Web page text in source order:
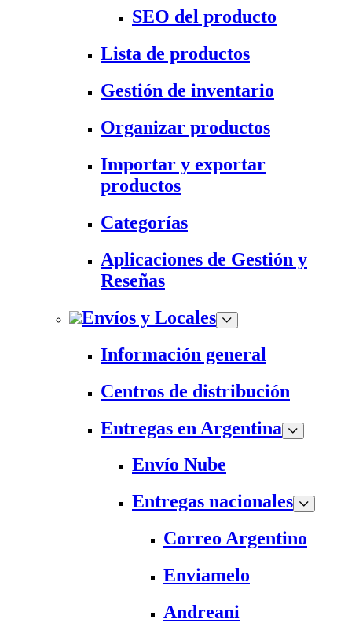
SEO del producto
Lista de productos
Gestión de inventario
Organizar productos
Importar y exportar
productos
Categorías
Aplicaciones de Gestión y
Reseñas
Envíos y Locales
Información general
Centros de distribución
Entregas en Argentina
Envío Nube
Entregas nacionales
Correo Argentino
Enviamelo
Andreani